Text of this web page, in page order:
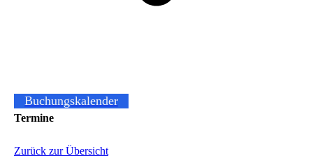
Buchungskalender
Termine
Zurück zur Übersicht